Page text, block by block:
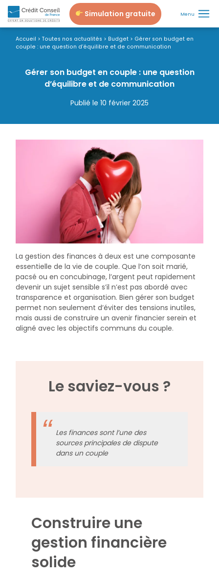
Simulation gratuite Menu
Accueil > Toutes nos actualités > Budget > Gérer son budget en
couple : une question d’équilibre et de communication
Gérer son budget en couple : une question
d’équilibre et de communication
Publié le 10 février 2025
La gestion des finances à deux est une composante
essentielle de la vie de couple. Que l’on soit marié,
pacsé ou en concubinage, l’argent peut rapidement
devenir un sujet sensible s’il n’est pas abordé avec
transparence et organisation. Bien gérer son budget
permet non seulement d’éviter des tensions inutiles,
mais aussi de construire un avenir financier serein et
aligné avec les objectifs communs du couple.
Le saviez-vous ?
Les finances sont l’une des
sources principales de dispute
dans un couple
Construire une
gestion financière
solide